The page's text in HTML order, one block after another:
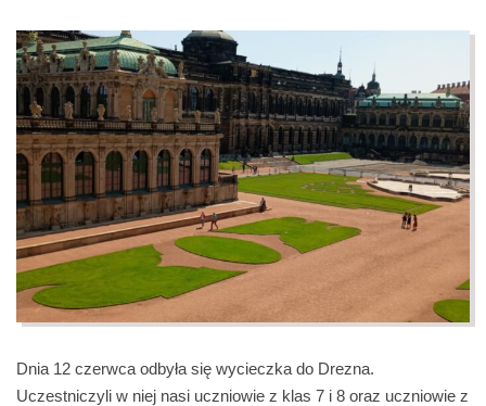
Dnia 12 czerwca odbyła się wycieczka do Drezna.
Uczestniczyli w niej nasi uczniowie z klas 7 i 8 oraz uczniowie z